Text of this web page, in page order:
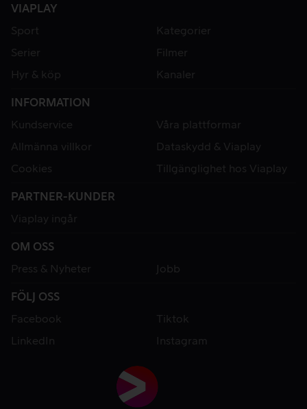
VIAPLAY
Sport
Kategorier
Serier
Filmer
Hyr & köp
Kanaler
INFORMATION
Kundservice
Våra plattformar
Allmänna villkor
Dataskydd & Viaplay
Cookies
Tillgänglighet hos Viaplay
PARTNER-KUNDER
Viaplay ingår
OM OSS
Press & Nyheter
Jobb
FÖLJ OSS
Facebook
Tiktok
LinkedIn
Instagram